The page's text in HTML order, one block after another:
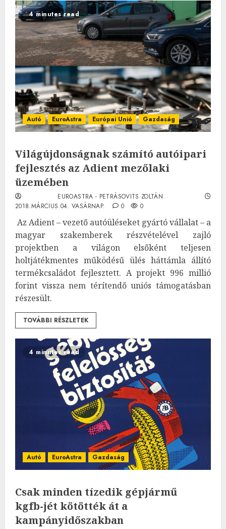
4 minutes read
Autó EuroAstra Európai Unió Gazdaság
Világújdonságnak számító autóipari
fejlesztés az Adient mezőlaki
üzemében
EUROASTRA - PETRÁSOVITS ZOLTÁN
2018.MÁRCIUS.04. VASÁRNAP.
0 0
Az Adient – vezető autóüléseket gyártó vállalat – a
magyar szakemberek részvételével zajló
projektben a világon elsőként teljesen
holtjátékmentes működésű ülés háttámla állító
termékcsaládot fejlesztett. A projekt 996 millió
forint vissza nem térítendő uniós támogatásban
részesült.
TOVÁBBI RÉSZLETEK
4 minutes read
Autó EuroAstra Gazdaság
Csak minden tízedik gépjármű
kgfb-jét kötötték át a
kampányidőszakban